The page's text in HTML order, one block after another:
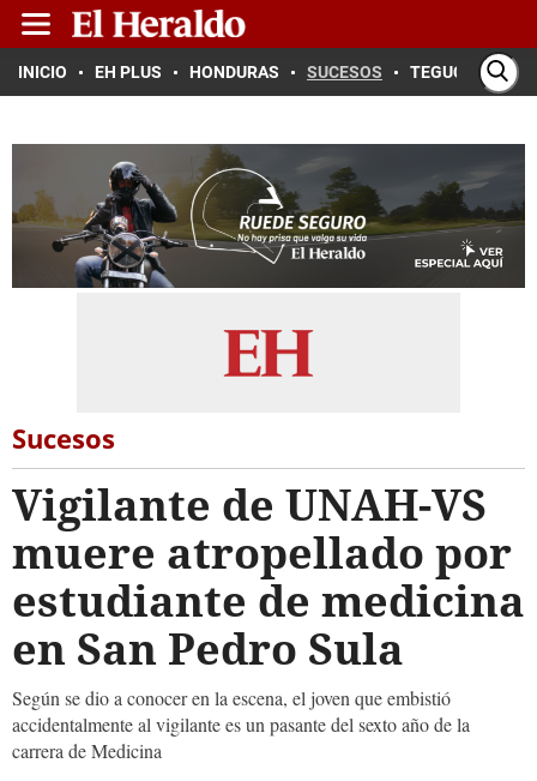
INICIO EH PLUS HONDURAS SUCESOS TEGUCIGALPA
Sucesos
Vigilante de UNAH-VS
muere atropellado por
estudiante de medicina
en San Pedro Sula
Según se dio a conocer en la escena, el joven que embistió
accidentalmente al vigilante es un pasante del sexto año de la
carrera de Medicina